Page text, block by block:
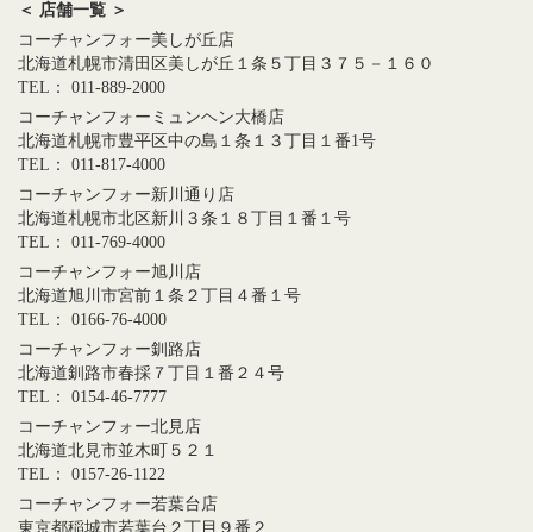
＜ 店舗一覧 ＞
コーチャンフォー美しが丘店
北海道札幌市清田区美しが丘１条５丁目３７５－１６０
TEL： 011-889-2000
コーチャンフォーミュンヘン大橋店
北海道札幌市豊平区中の島１条１３丁目１番1号
TEL： 011-817-4000
コーチャンフォー新川通り店
北海道札幌市北区新川３条１８丁目１番１号
TEL： 011-769-4000
コーチャンフォー旭川店
北海道旭川市宮前１条２丁目４番１号
TEL： 0166-76-4000
コーチャンフォー釧路店
北海道釧路市春採７丁目１番２４号
TEL： 0154-46-7777
コーチャンフォー北見店
北海道北見市並木町５２１
TEL： 0157-26-1122
コーチャンフォー若葉台店
東京都稲城市若葉台２丁目９番２